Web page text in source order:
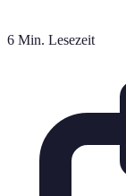
6 Min. Lesezeit